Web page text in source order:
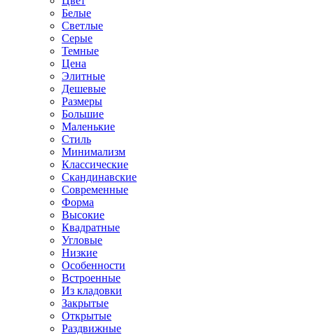
Белые
Светлые
Серые
Темные
Цена
Элитные
Дешевые
Размеры
Большие
Маленькие
Стиль
Минимализм
Классические
Скандинавские
Современные
Форма
Высокие
Квадратные
Угловые
Низкие
Особенности
Встроенные
Из кладовки
Закрытые
Открытые
Раздвижные